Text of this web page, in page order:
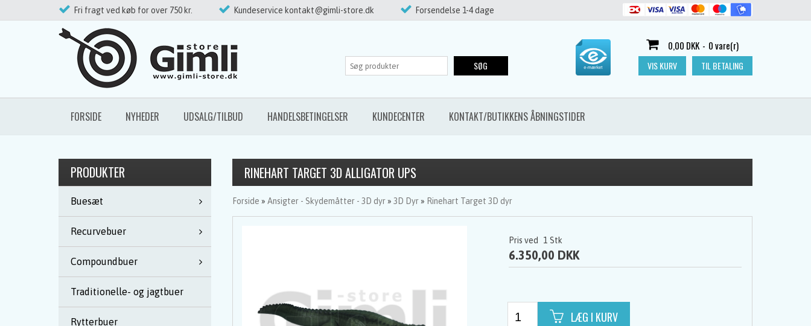
Fri fragt ved køb for over 750 kr. Kundeservice kontakt@gimli-store.dk Forsendelse 1-4 dage
0,00 DKK - 0 vare(r)
VIS KURV TIL BETALING
FORSIDE NYHEDER UDSALG/TILBUD HANDELSBETINGELSER KUNDECENTER KONTAKT/BUTIKKENS ÅBNINGSTIDER
SØG
PRODUKTER
Buesæt
Recurvebuer
Compoundbuer
Traditionelle- og jagtbuer
Rytterbuer
RINEHART TARGET 3D ALLIGATOR UPS
Forside » Ansigter - Skydemåtter - 3D dyr» 3D Dyr» Rinehart Target 3D dyr
Pris ved 1 Stk
6.350,00 DKK